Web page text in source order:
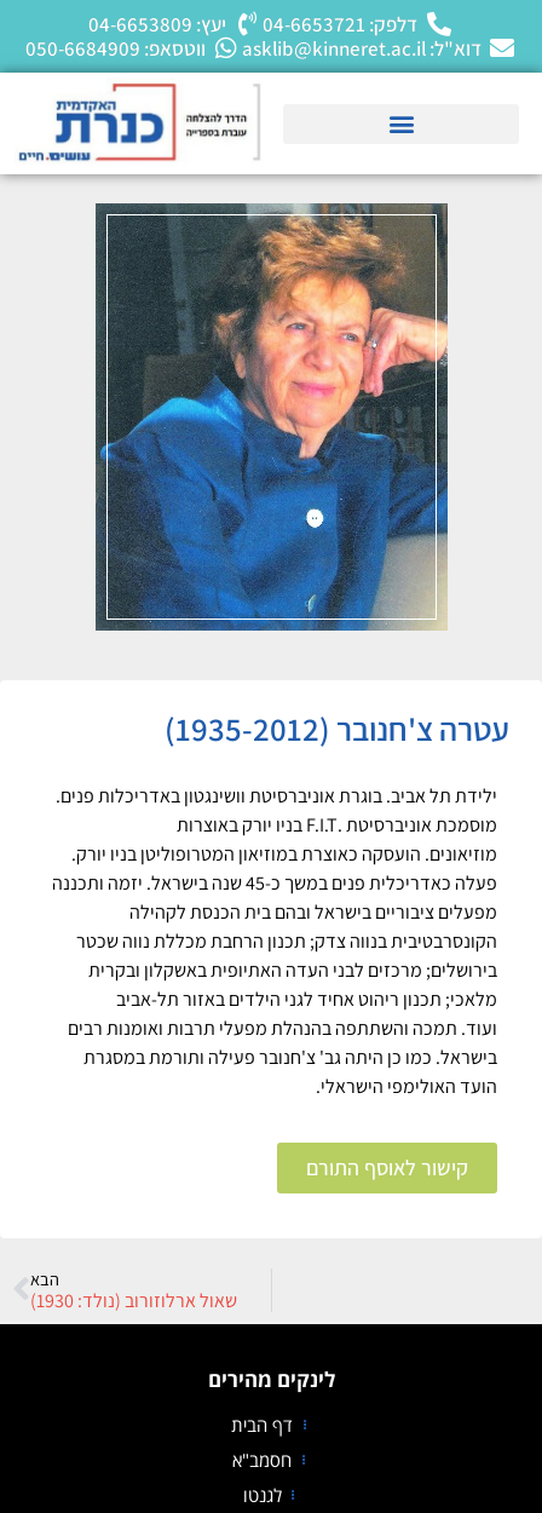
דלפק: 04-6653721
יעץ: 04-6653809
דוא"ל: asklib@kinneret.ac.il
ווטסאפ: 050-6684909
עטרה צ'חנובר (1935-2012)
ילידת תל אביב. בוגרת אוניברסיטת וושינגטון באדריכלות פנים.
מוסמכת אוניברסיטת .F.I.T בניו יורק באוצרות
מוזיאונים. הועסקה כאוצרת במוזיאון המטרופוליטן בניו יורק.
פעלה כאדריכלית פנים במשך כ-45 שנה בישראל. יזמה ותכננה
מפעלים ציבוריים בישראל ובהם בית הכנסת לקהילה
הקונסרבטיבית בנווה צדק; תכנון הרחבת מכללת נווה שכטר
בירושלים; מרכזים לבני העדה האתיופית באשקלון ובקרית
מלאכי; תכנון ריהוט אחיד לגני הילדים באזור תל-אביב
ועוד. תמכה והשתתפה בהנהלת מפעלי תרבות ואומנות רבים
בישראל. כמו כן היתה גב' צ'חנובר פעילה ותורמת במסגרת
הועד האולימפי הישראלי.
קישור לאוסף התורם
הבא
שאול ארלוזורוב (נולד: 1930)
לינקים מהירים
דף הבית
חסמב"א
לגנטו